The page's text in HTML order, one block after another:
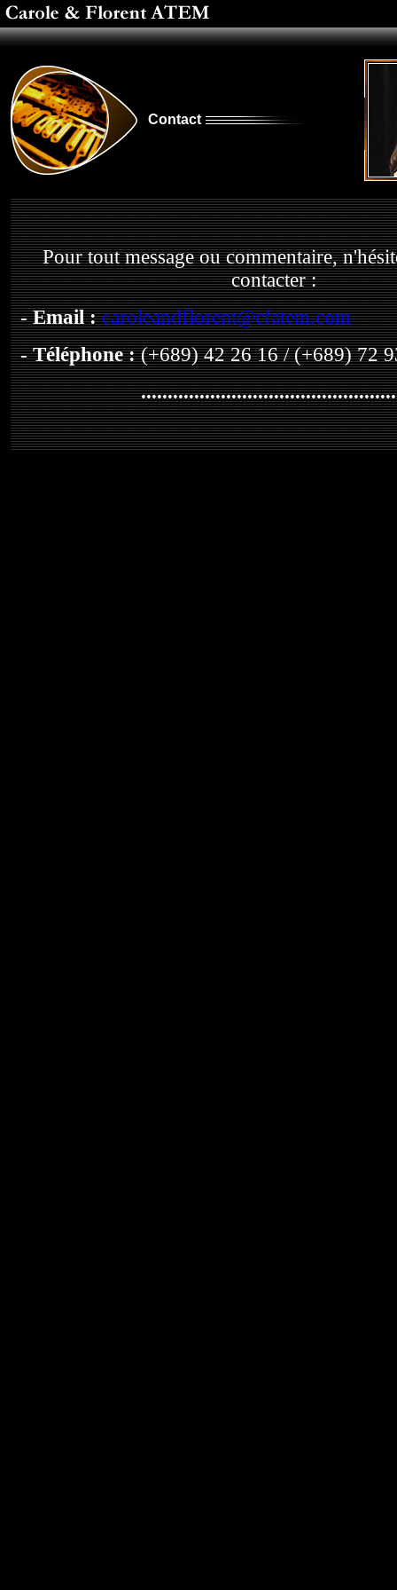
Contact
Pour tout message ou commentaire,
contacter :
- Email : caroleandflorent@cfatem.com
- Téléphone :(+689) 42 26 16 / (+689) 72